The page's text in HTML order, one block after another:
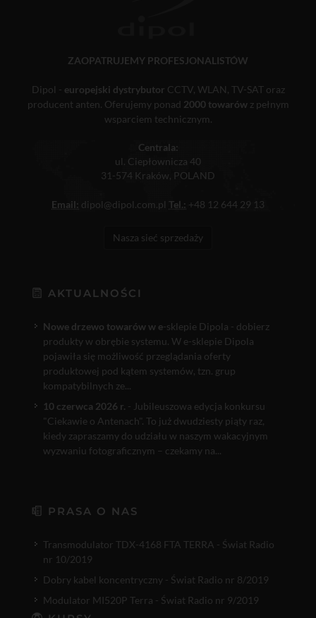
ZAOPATRUJEMY PROFESJONALISTÓW
Dipol - europejski dystrybutor CCTV, WLAN, TV-SAT oraz
producent anten. Oferujemy ponad 2000 towarówz pełnym
wsparciem technicznym.
Centrala:
ul. Ciepłownicza 40
31-574 Kraków, POLAND
Email: dipol@dipol.com.pl Tel.: +48 12 644 29 13
Nasza sieć sprzedaży
AKTUALNOŚCI
Nowe drzewo towarów w e-sklepie Dipola - dobierz
produkty w obrębie systemu. W e-sklepie Dipola
pojawiła się możliwość przeglądania oferty
produktowej pod kątem systemów, tzn. grup
kompatybilnych ze...
10 czerwca 2026 r. - Jubileuszowa edycja konkursu
"Ciekawie o Antenach". To już dwudziesty piąty raz,
kiedy zapraszamy do udziału w naszym wakacyjnym
wyzwaniu fotograficznym – czekamy na...
PRASA O NAS
Transmodulator TDX-4168 FTA TERRA - Świat Radio
nr 10/2019
Dobry kabel koncentryczny - Świat Radio nr 8/2019
Modulator MI520P Terra - Świat Radio nr 9/2019